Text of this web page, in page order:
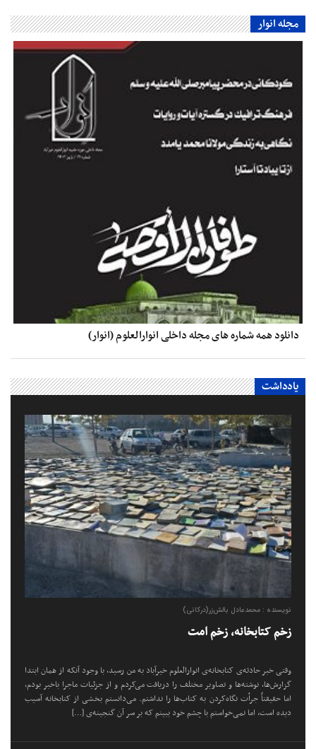
مجله انوار
دانلود همه شماره های مجله داخلی انوارالعلوم (انوار)
یادداشت
نویسنده : محمدعادل بالش‌زر(درکانی)
زخم کتابخانه، زخم امت
وقتی خبر حادثه‌ی کتابخانه‌ی انوارالعلوم خیرآباد به من رسید، با وجود آنکه از همان ابتدا
گزارش‌ها، نوشته‌ها و تصاویر مختلف را دریافت می‌کردم و از جزئیات ماجرا باخبر بودم،
اما حقیقتاً جرأت نگاه‌کردن به کتاب‌ها را نداشتم. می‌دانستم بخشی از کتابخانه آسیب
دیده است، اما نمی‌خواستم با چشم خود ببینم که بر سر آن گنجینه‌ی […]